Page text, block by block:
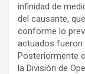
infinidad de
del causante,
conforme lo
actuados fueron
Posteriormente
la División de